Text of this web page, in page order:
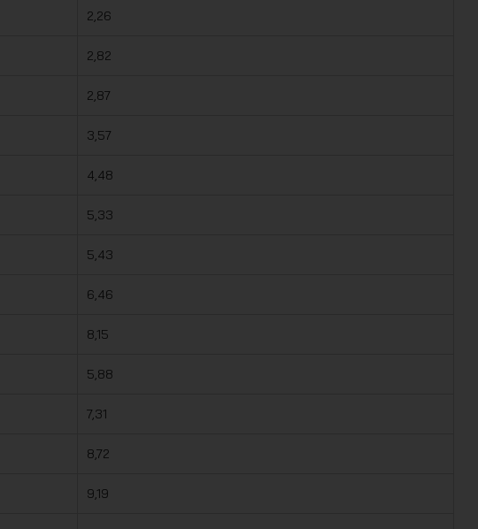
2,26
2,82
2,87
3,57
4,48
5,33
5,43
6,46
8,15
5,88
7,31
8,72
9,19